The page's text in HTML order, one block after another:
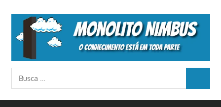
content
o
conhecimento
Busca
para: